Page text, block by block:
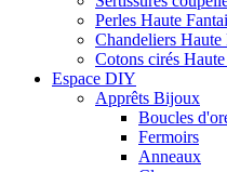
Perles Haute
Chandeliers Haute
Cotons cirés
Espace DIY
Apprêts Bijoux
Boucles
Fermoirs
Anneaux